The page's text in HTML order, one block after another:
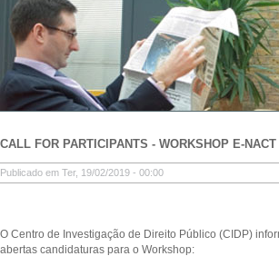
CALL FOR PARTICIPANTS - WORKSHOP E-NACT
Publicado em Ter, 19/02/2019 - 00:00
O Centro de Investigação de Direito Público (CIDP)
abertas candidaturas para o Workshop: